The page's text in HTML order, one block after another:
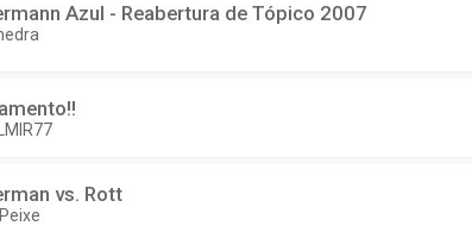
Azul - Reabertura de Tópico 2007
vs. Rott